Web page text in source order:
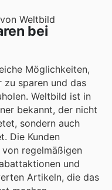
Weltbild
bei
Möglichkeiten,
zu sparen und das
Weltbild ist in
bekannt, der nicht
sondern auch
Die Kunden
regelmäßigen
und
Artikeln, die das